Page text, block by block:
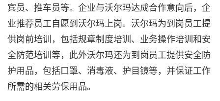
宾员、推车员等。企业与沃尔玛达成合作意向后，企
业推荐员工自愿到沃尔玛上岗。沃尔玛为到岗员工提
供岗前培训，包括规章制度培训、业务操作培训和安
全防范培训等，此外沃尔玛还为到岗员工提供安全防
护用品，包括口罩、消毒液、护目镜等，并保证工作
所需的相关劳保用品。